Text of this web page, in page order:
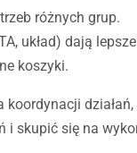
różnych grup.
układ) dają
koszyki.
skupić się na